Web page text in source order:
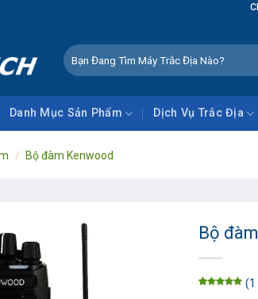
CHÀO MỪNG QUÝ KHÁCH
Tìm
kiếm:
Danh Mục Sản Phẩm Dịch Vụ Trắc Địa
/ Bộ đàm Kenwood
Bộ
(1